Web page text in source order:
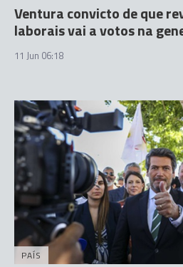
Ventura convicto de que
laborais vai a votos na
11 Jun 06:18
PAÍS